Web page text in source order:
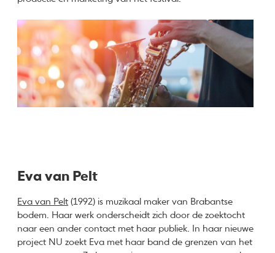
Eva van Pelt
Eva van Pelt (1992) is muzikaal maker van Brabantse
bodem. Haar werk onderscheidt zich door de zoektocht
naar een ander contact met haar publiek. In haar nieuwe
project NU zoekt Eva met haar band de grenzen van het